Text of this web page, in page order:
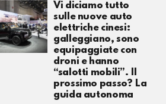
Vi diciamo tutto
sulle nuove auto
elettriche cinesi:
galleggiano, sono
equipaggiate con
droni e hanno
“salotti mobili”. Il
prossimo passo? La
guida autonoma